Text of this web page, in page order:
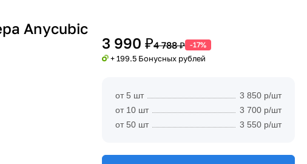
Anycubic
3 990 ₽4 788 ₽ -17%
+ 199.5 Бонусных рублей
от 5 шт
3 850 р/шт
от 10 шт
3 700 р/шт
от 50 шт
3 550 р/шт